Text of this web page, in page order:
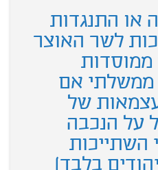
או התנגדות
לשר האוצר
ממוסדות
ממשלתי אם
של
על הנכבה
השתייכות